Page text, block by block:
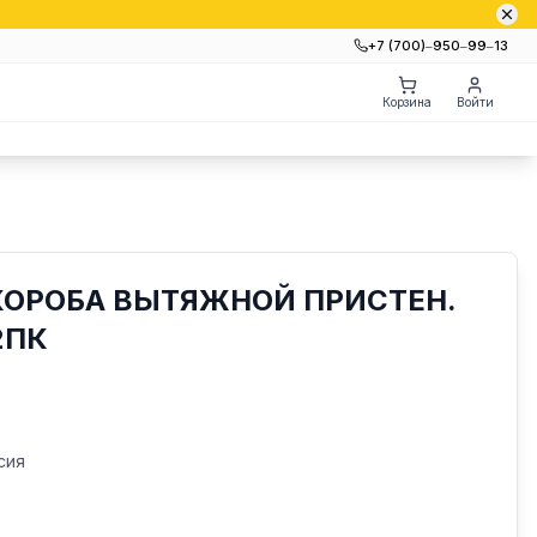
+7 (700)‒950‒99‒13
Корзина Войти
ВЫТЯЖНОЙ ПРИСТЕН.